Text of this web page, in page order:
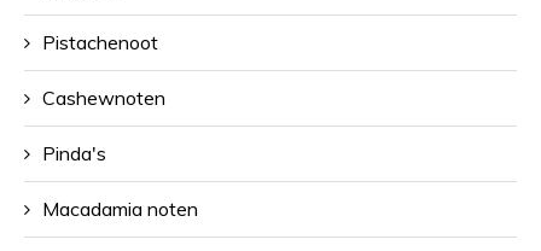
Pistachenoot
Cashewnoten
Pinda's
Macadamia noten